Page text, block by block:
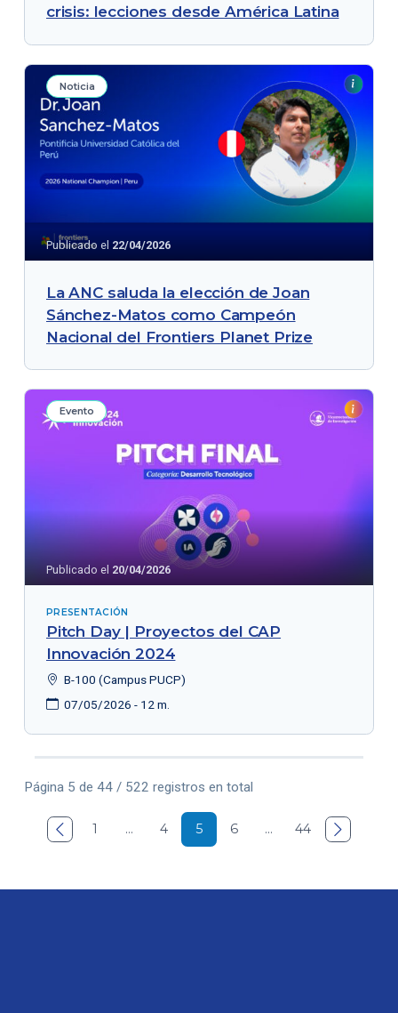
crisis: lecciones desde América Latina
Noticia
Publicado el 22/04/2026
La ANC saluda la elección de Joan
Sánchez-Matos como Campeón
Nacional del Frontiers Planet Prize
Evento
Publicado el 20/04/2026
PRESENTACIÓN
Pitch Day | Proyectos del CAP
Innovación 2024
B-100 (Campus PUCP)
07/05/2026 - 12 m.
Página 5 de 44 / 522 registros en total
 1 … 4 5 6 … 44 